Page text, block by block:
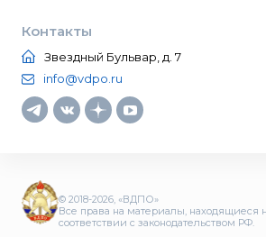
Контакты
Звездный Бульвар, д. 7
info@vdpo.ru
© 2018-2026, «ВДПО»
Все права на материалы, находящиеся
соответствии с законодательством РФ.